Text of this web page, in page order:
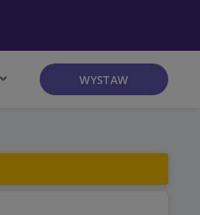
WYSTAW